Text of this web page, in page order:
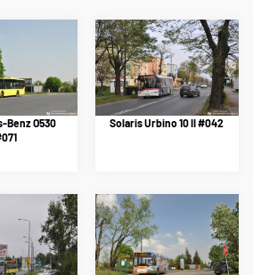
Benz O530
Solaris Urbino 10 II #042